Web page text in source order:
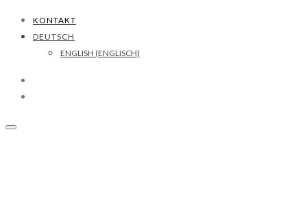
KONTAKT
DEUTSCH
ENGLISH (ENGLISCH)